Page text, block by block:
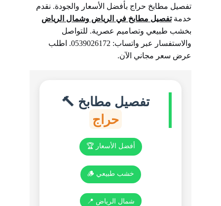
تفصيل مطابخ حراج بأفضل الأسعار والجودة. نقدم
خدمة تفصيل مطابخ في الرياض وشمال الرياض
بخشب طبيعي وتصاميم عصرية. للتواصل
والاستفسار عبر واتساب: 0539026172. اطلب
عرض سعر مجاني الآن.